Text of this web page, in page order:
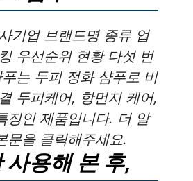
기업 브랜드명 종류 업
우선순위 현황 다섯 번
는 두피 정화 샴푸로 비
두피케어, 항먼지 케어,
징인 제품입니다. 더 알
문을 클릭해주세요.
용해 본 후,